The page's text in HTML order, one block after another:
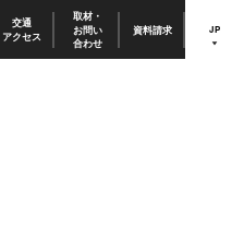
交通
アクセス
取材・
お問い
合わせ
資料請求 JP